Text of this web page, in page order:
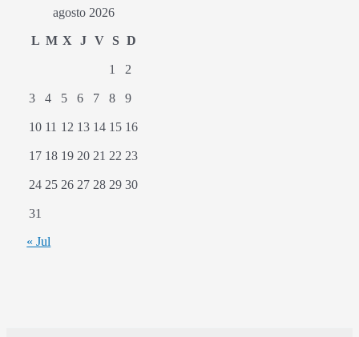
agosto 2026
L M X J V S D
1
2
3
4 5 6 7 8
9
10 11 12 13 14 15 16
17 18 19 20 21 22 23
24 25 26 27 28 29 30
31
« Jul